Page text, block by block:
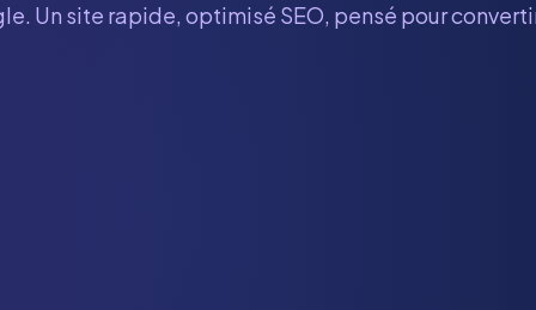
Un site rapide, optimisé SEO, pensé pour